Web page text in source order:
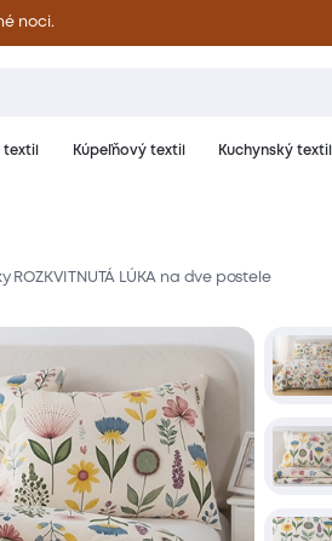
noci.
Kúpeľňový textil Kuchynský textil
a starostlivosť Hodnotenie
ROZKVITNUTÁ LÚKA na dve postele